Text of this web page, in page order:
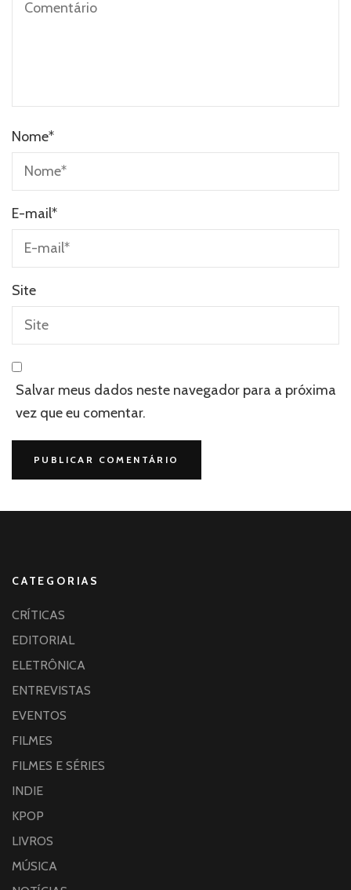
Nome*
E-mail*
Site
Salvar meus dados neste navegador para a próxima
vez que eu comentar.
CATEGORIAS
CRÍTICAS
EDITORIAL
ELETRÔNICA
ENTREVISTAS
EVENTOS
FILMES
FILMES E SÉRIES
INDIE
KPOP
LIVROS
MÚSICA